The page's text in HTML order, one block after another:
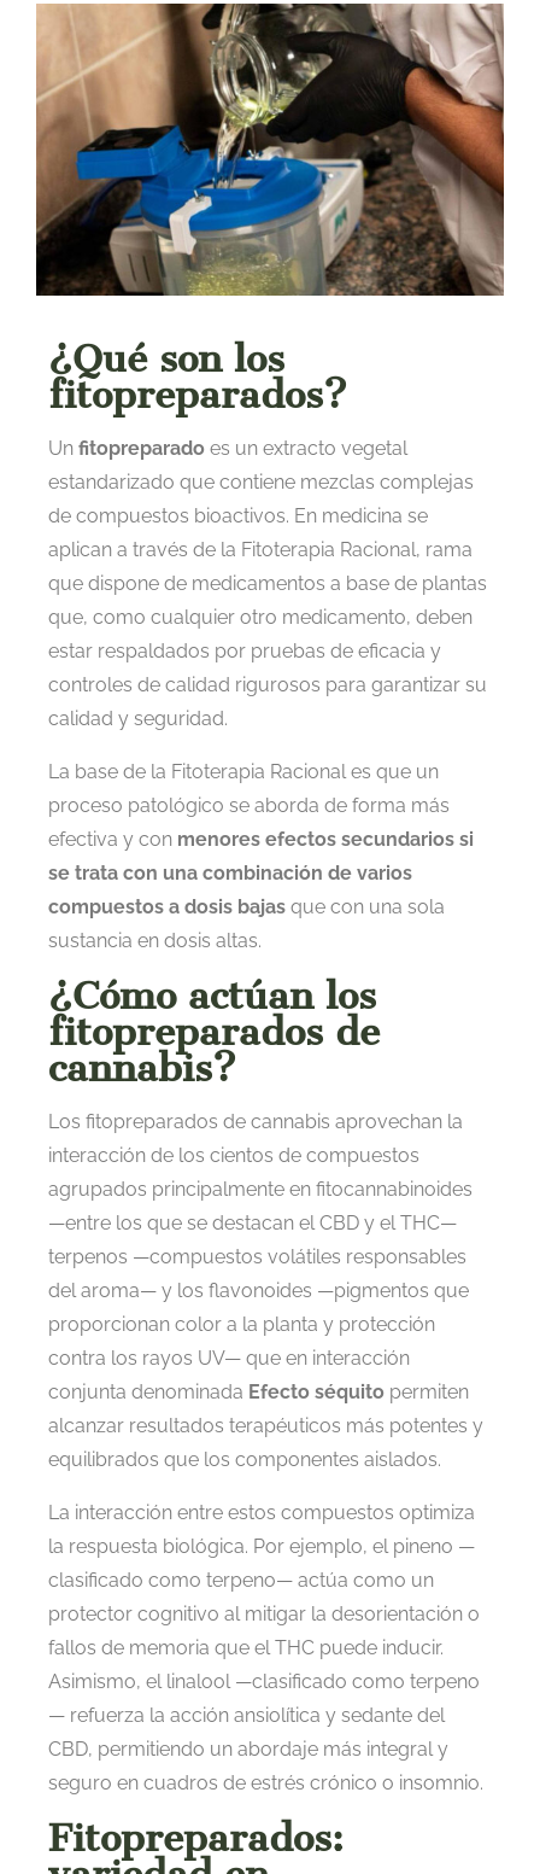
¿Qué son los
fitopreparados?
Un fitopreparado es un extracto vegetal
estandarizado que contiene mezclas complejas
de compuestos bioactivos. En medicina se
aplican a través de la Fitoterapia Racional, rama
que dispone de medicamentos a base de plantas
que, como cualquier otro medicamento, deben
estar respaldados por pruebas de eficacia y
controles de calidad rigurosos para garantizar su
calidad y seguridad.
La base de la Fitoterapia Racional es que un
proceso patológico se aborda de forma más
efectiva y con menores efectos secundarios si
se trata con una combinación de varios
compuestos a dosis bajas que con una sola
sustancia en dosis altas.
¿Cómo actúan los
fitopreparados de
cannabis?
Los fitopreparados de cannabis aprovechan la
interacción de los cientos de compuestos
agrupados principalmente en fitocannabinoides
—entre los que se destacan el CBD y el THC—
terpenos —compuestos volátiles responsables
del aroma— y los flavonoides —pigmentos que
proporcionan color a la planta y protección
contra los rayos UV— que en interacción
conjunta denominada Efecto séquito permiten
alcanzar resultados terapéuticos más potentes y
equilibrados que los componentes aislados.
La interacción entre estos compuestos optimiza
la respuesta biológica. Por ejemplo, el pineno —
clasificado como terpeno— actúa como un
protector cognitivo al mitigar la desorientación o
fallos de memoria que el THC puede inducir.
Asimismo, el linalool —clasificado como terpeno
— refuerza la acción ansiolítica y sedante del
CBD, permitiendo un abordaje más integral y
seguro en cuadros de estrés crónico o insomnio.
Fitopreparados: